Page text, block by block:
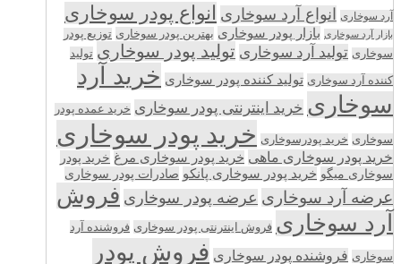
آرد سوخاری انواع آرد سوخاری انواع پودر سوخاری
بازار آرد سوخاری بازار پودر سوخاری بهترین پودر سوخاری توزیع پودر
سوخاری تولید آرد سوخاری تولید پودر سوخاری تولید
کننده آرد سوخاری تولید کننده پودر سوخاری خرید آرد
سوخاری خرید اینترنتی پودر سوخاری خرید عمده پودر
سوخاری خرید پودرسوخاری خرید پودر سوخاری
خرید پودر سوخاری ماهی خرید پودر سوخاری مرغ خرید پودر
سوخاری میگو خرید پودر سوخاری پانکو صادرات پودر سوخاری
عرضه آرد سوخاری عرضه پودر سوخاری فروش
آرد سوخاری فروش اینترنتی پودر سوخاری فروشنده آرد
سوخاری فروشنده پودر سوخاری فروش پودر